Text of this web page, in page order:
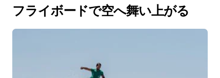
フライボードで空へ舞い上がる